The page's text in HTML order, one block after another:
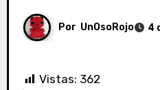
Por UnOsoRojo 4
Vistas: 362